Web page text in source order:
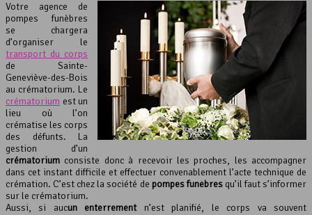
Votre agence de
pompes funèbres
se chargera
d’organiser le
transport du corps
de Sainte-
Geneviève-des-Bois
au crématorium. Le
crématorium est un
lieu où l’on
crématise les corps
des défunts. La
gestion d’un
crématorium consiste donc à recevoir les proches, les accompagner
dans cet instant difficile et effectuer convenablement l’acte technique de
crémation. C’est chez la société de pompes funèbresqu’il faut s’informer
sur le crématorium.
Aussi, si aucun enterrementn’est planifié, le corps va souvent